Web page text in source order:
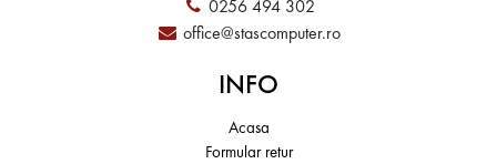
0256 494 302
office@stascomputer.ro
INFO
Acasa
Formular retur